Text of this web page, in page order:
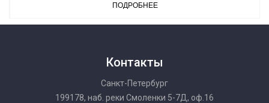
ПОДРОБНЕЕ
Контакты
Санкт-Петербург
199178, наб. реки Смоленки 5-7Д, оф.16